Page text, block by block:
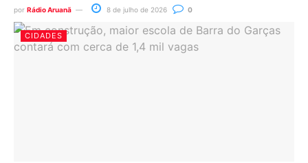
por Rádio Aruanã 8 de julho de 2026 0
CIDADES